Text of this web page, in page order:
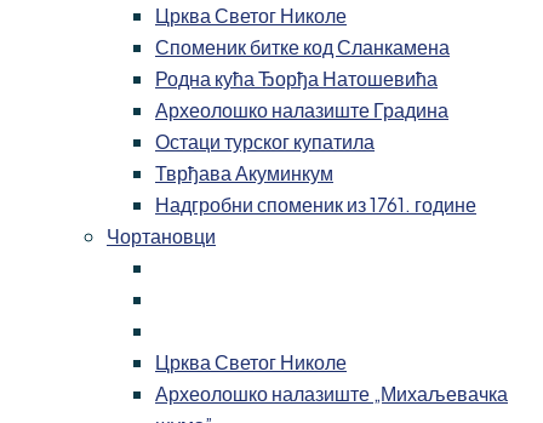
Црква Светог Николе
Споменик битке код Сланкамена
Родна кућа Ђорђа Натошевића
Археолошко налазиште Градина
Остаци турског купатила
Тврђава Акуминкум
Надгробни споменик из 1761. године
Чортановци
Црква Светог Николе
Археолошко налазиште „Михаљевачка